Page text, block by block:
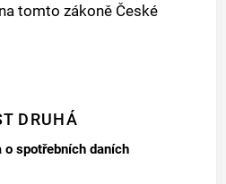
tomto zákoně České
DRUHÁ
o spotřebních daních